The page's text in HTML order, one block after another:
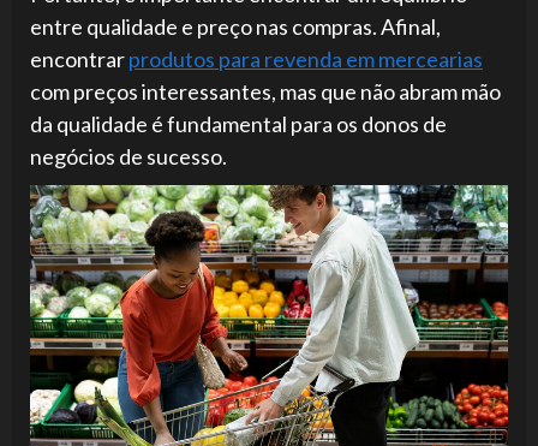
entre qualidade e preço nas compras. Afinal,
encontrarprodutos para revenda em mercearias
com preços interessantes, mas que não abram mão
da qualidade é fundamental para os donos de
negócios de sucesso.